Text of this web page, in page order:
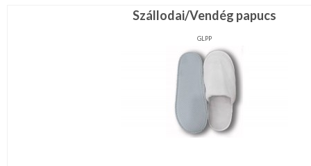
Szállodai/Vendég papucs
GLPP